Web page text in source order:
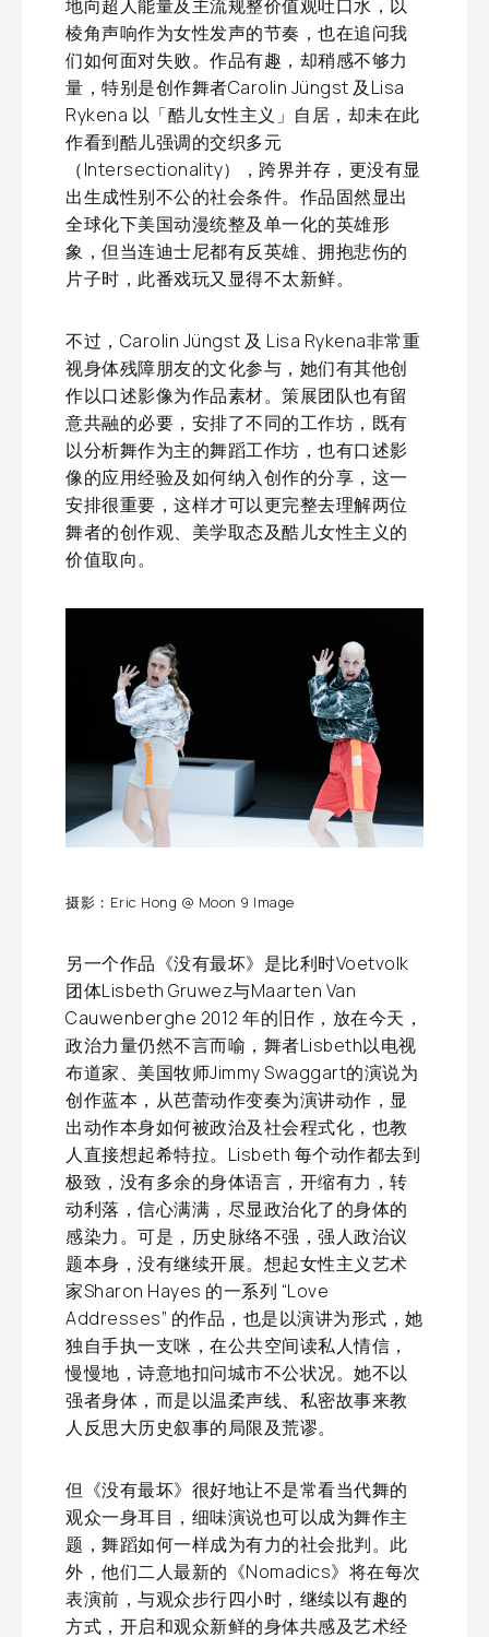
地向超人能量及主流规整价值观吐口水，以
棱角声响作为女性发声的节奏，也在追问我
们如何面对失败。作品有趣，却稍感不够力
量，特别是创作舞者Carolin Jüngst 及Lisa
Rykena 以「酷儿女性主义」自居，却未在此
作看到酷儿强调的交织多元
（Intersectionality），跨界并存，更没有显
出生成性别不公的社会条件。作品固然显出
全球化下美国动漫统整及单一化的英雄形
象，但当连迪士尼都有反英雄、拥抱悲伤的
片子时，此番戏玩又显得不太新鲜。
不过，Carolin Jüngst 及 Lisa Rykena非常重
视身体残障朋友的文化参与，她们有其他创
作以口述影像为作品素材。策展团队也有留
意共融的必要，安排了不同的工作坊，既有
以分析舞作为主的舞蹈工作坊，也有口述影
像的应用经验及如何纳入创作的分享，这一
安排很重要，这样才可以更完整去理解两位
舞者的创作观、美学取态及酷儿女性主义的
价值取向。
摄影：Eric Hong @ Moon 9 Image
另一个作品《没有最坏》是比利时Voetvolk
团体Lisbeth Gruwez与Maarten Van
Cauwenberghe 2012 年的旧作，放在今天，
政治力量仍然不言而喻，舞者Lisbeth以电视
布道家、美国牧师Jimmy Swaggart的演说为
创作蓝本，从芭蕾动作变奏为演讲动作，显
出动作本身如何被政治及社会程式化，也教
人直接想起希特拉。Lisbeth 每个动作都去到
极致，没有多余的身体语言，开缩有力，转
动利落，信心满满，尽显政治化了的身体的
感染力。可是，历史脉络不强，强人政治议
题本身，没有继续开展。想起女性主义艺术
家Sharon Hayes 的一系列 “Love
Addresses” 的作品，也是以演讲为形式，她
独自手执一支咪，在公共空间读私人情信，
慢慢地，诗意地扣问城市不公状况。她不以
强者身体，而是以温柔声线、私密故事来教
人反思大历史叙事的局限及荒谬。
但《没有最坏》很好地让不是常看当代舞的
观众一身耳目，细味演说也可以成为舞作主
题，舞蹈如何一样成为有力的社会批判。此
外，他们二人最新的《Nomadics》将在每次
表演前，与观众步行四小时，继续以有趣的
方式，开启和观众新鲜的身体共感及艺术经